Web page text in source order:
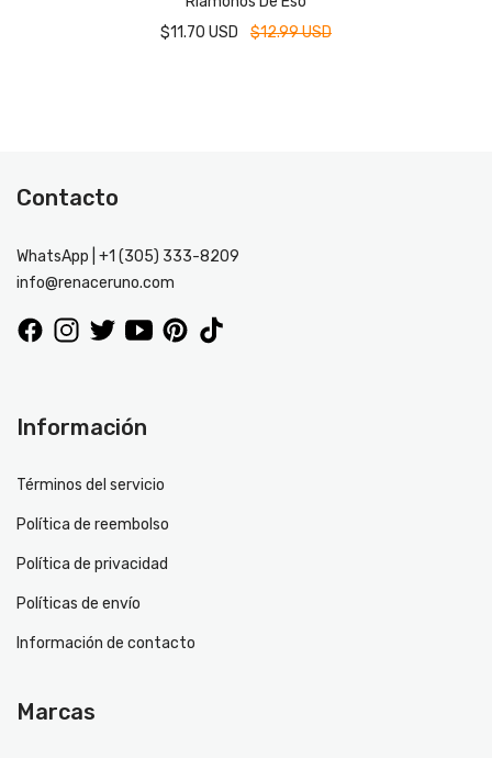
$11.70 USD
$12.99 USD
Contacto
WhatsApp | +1 (305) 333-8209
info@renaceruno.com
Información
Términos del servicio
Política de reembolso
Política de privacidad
Políticas de envío
Información de contacto
Marcas